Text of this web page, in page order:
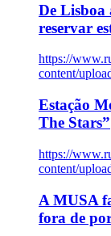
De Lisboa
reservar
https://
content/
Estação
The Stars”
https://
content/
A MUSA
fora de